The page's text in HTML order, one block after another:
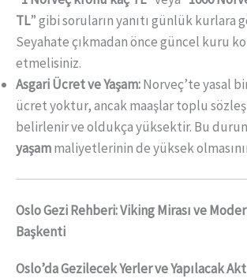
TL” gibi soruların yanıtı günlük kurlara
Seyahate çıkmadan önce güncel kuru
etmelisiniz.
Asgari Ücret ve Yaşam:Norveç’te yasal
ücret yoktur, ancak maaşlar toplu
belirlenir ve oldukça yüksektir. Bu
yaşammaliyetlerinin de yüksek
Oslo Gezi Rehberi: Viking Mirası ve
Başkenti
Oslo’da Gezilecek Yerler ve Yapılacak